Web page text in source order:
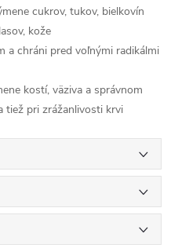
cukrov, tukov, bielkovín
kože
a chráni pred voľnými radikálmi
kostí, väziva a správnom
tiež pri zrážanlivosti krvi